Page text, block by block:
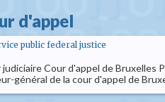
d'appel
public federal justice
judiciaire Cour d'appel de Bruxelles
général de la cour d'appel de